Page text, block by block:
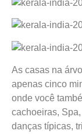
As casas na
apenas cinco
onde você
cachoeiras,
danças típicas,